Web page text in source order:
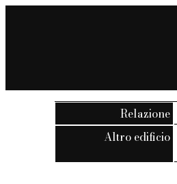
Relazione
Altro edificio